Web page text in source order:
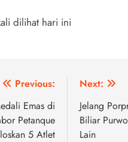
dilihat hari ini
Previous:
Emas di
Petanque
5 Atlet
Next:
Jelang
Biliar
Lain